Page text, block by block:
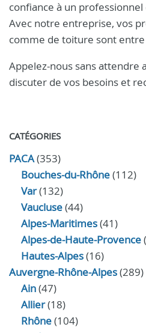
confiance à un
Avec notre entreprise, vos
comme de toiture sont
Appelez-nous sans attendre
discuter de vos besoins et
CATÉGORIES
PACA(353)
Bouches-du-Rhône(112)
Var(132)
Vaucluse(44)
Alpes-Maritimes(41)
Alpes-de-Haute-Provence
Hautes-Alpes(16)
Auvergne-Rhône-Alpes(289)
Ain(47)
Allier(18)
Rhône(104)